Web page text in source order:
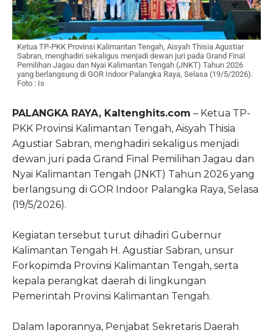
Ketua TP-PKK Provinsi Kalimantan Tengah, Aisyah Thisia Agustiar
Sabran, menghadiri sekaligus menjadi dewan juri pada Grand Final
Pemilihan Jagau dan Nyai Kalimantan Tengah (JNKT) Tahun 2026
yang berlangsung di GOR Indoor Palangka Raya, Selasa (19/5/2026).
Foto : Is
PALANGKA RAYA, Kaltenghits.com – Ketua TP-
PKK Provinsi Kalimantan Tengah, Aisyah Thisia
Agustiar Sabran, menghadiri sekaligus menjadi
dewan juri pada Grand Final Pemilihan Jagau dan
Nyai Kalimantan Tengah (JNKT) Tahun 2026 yang
berlangsung di GOR Indoor Palangka Raya, Selasa
(19/5/2026).
Kegiatan tersebut turut dihadiri Gubernur
Kalimantan Tengah H. Agustiar Sabran, unsur
Forkopimda Provinsi Kalimantan Tengah, serta
kepala perangkat daerah di lingkungan
Pemerintah Provinsi Kalimantan Tengah.
Dalam laporannya, Penjabat Sekretaris Daerah